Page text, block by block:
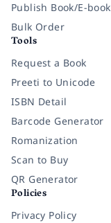
Publish Book/E-book
Bulk Order
Tools
Request a Book
Preeti to Unicode
ISBN Detail
Barcode Generator
Romanization
Scan to Buy
QR Generator
Policies
Privacy Policy